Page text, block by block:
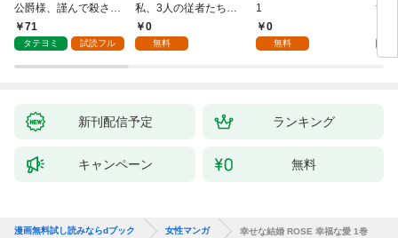
公爵様、謹んで殺させ
ていただきます！
71
タテヨミ 試読フル
私、3人の従者たちに
抱かれて困ってます 第
1話
0
無料
1
0
無料
す
ま
新刊配信予定 ランキング
キャンペーン 無料
漫画無料試し読みならdブック 女性マンガ 幸せな結婚 ROSE 幸福な愛 1巻